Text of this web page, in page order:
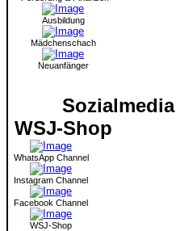
Ausbildung
Mädchenschach
Neuanfänger
Sozialmedia
WSJ-Shop
WhatsApp Channel
Instagram Channel
Facebook Channel
WSJ-Shop